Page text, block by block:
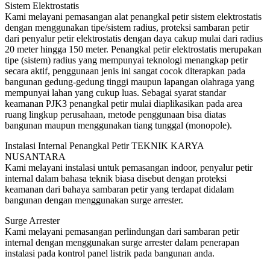
Sistem Elektrostatis
Kami melayani pemasangan alat penangkal petir sistem elektrostatis
dengan menggunakan tipe/sistem radius, proteksi sambaran petir
dari penyalur petir elektrostatis dengan daya cakup mulai dari radius
20 meter hingga 150 meter. Penangkal petir elektrostatis merupakan
tipe (sistem) radius yang mempunyai teknologi menangkap petir
secara aktif, penggunaan jenis ini sangat cocok diterapkan pada
bangunan gedung-gedung tinggi maupun lapangan olahraga yang
mempunyai lahan yang cukup luas. Sebagai syarat standar
keamanan PJK3 penangkal petir mulai diaplikasikan pada area
ruang lingkup perusahaan, metode penggunaan bisa diatas
bangunan maupun menggunakan tiang tunggal (monopole).
Instalasi Internal Penangkal Petir TEKNIK KARYA
NUSANTARA
Kami melayani instalasi untuk pemasangan indoor, penyalur petir
internal dalam bahasa teknik biasa disebut dengan proteksi
keamanan dari bahaya sambaran petir yang terdapat didalam
bangunan dengan menggunakan surge arrester.
Surge Arrester
Kami melayani pemasangan perlindungan dari sambaran petir
internal dengan menggunakan surge arrester dalam penerapan
instalasi pada kontrol panel listrik pada bangunan anda.